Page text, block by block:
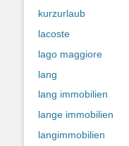
kurzurlaub
lacoste
lago maggiore
lang
lang immobilien
lange immobilien
langimmobilien